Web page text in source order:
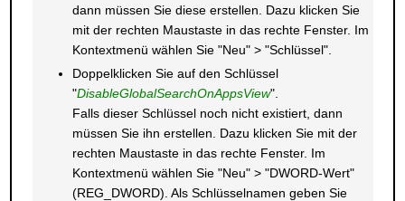
dann müssen Sie diese erstellen. Dazu klicken Sie
mit der rechten Maustaste in das rechte Fenster. Im
Kontextmenü wählen Sie "Neu" > "Schlüssel".
Doppelklicken Sie auf den Schlüssel
"DisableGlobalSearchOnAppsView".
Falls dieser Schlüssel noch nicht existiert, dann
müssen Sie ihn erstellen. Dazu klicken Sie mit der
rechten Maustaste in das rechte Fenster. Im
Kontextmenü wählen Sie "Neu" > "DWORD-Wert"
(REG_DWORD). Als Schlüsselnamen geben Sie